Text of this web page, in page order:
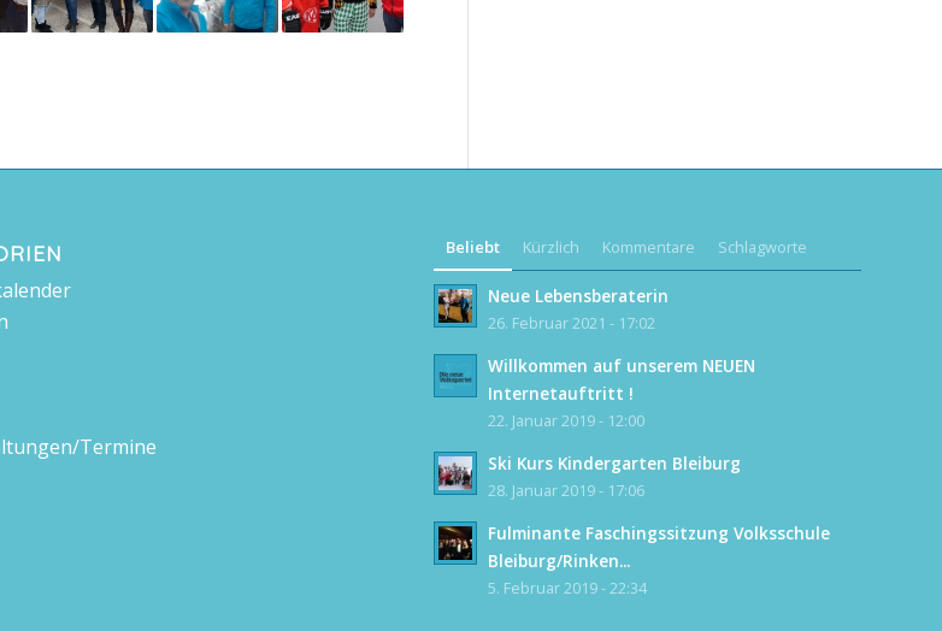
Termine
Beliebt Kürzlich Kommentare Schlagworte
Neue Lebensberaterin
26. Februar 2021 - 17:02
Willkommen auf unserem NEUEN
Internetauftritt !
22. Januar 2019 - 12:00
Ski Kurs Kindergarten Bleiburg
28. Januar 2019 - 17:06
Fulminante Faschingssitzung Volksschule
Bleiburg/Rinken...
5. Februar 2019 - 22:34